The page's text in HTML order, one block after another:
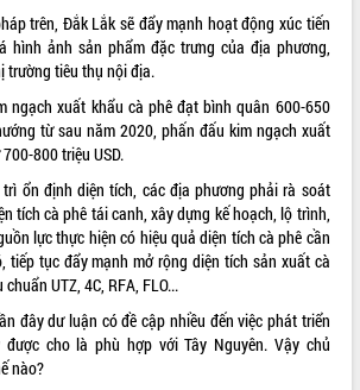
trên, Đắk Lắk sẽ đẩy mạnh hoạt động xúc tiến
hình ảnh sản phẩm đặc trưng của địa phương,
trường tiêu thụ nội địa.
ngạch xuất khẩu cà phê đạt bình quân 600-650
từ sau năm 2020, phấn đấu kim ngạch xuất
800 triệu USD.
ổn định diện tích, các địa phương phải rà soát
tích cà phê tái canh, xây dựng kế hoạch, lộ trình,
lực thực hiện có hiệu quả diện tích cà phê cần
tiếp tục đẩy mạnh mở rộng diện tích sản xuất cà
UTZ, 4C, RFA, FLO...
đây dư luận có đề cập nhiều đến việc phát triển
cho là phù hợp với Tây Nguyên. Vậy chủ
nào?